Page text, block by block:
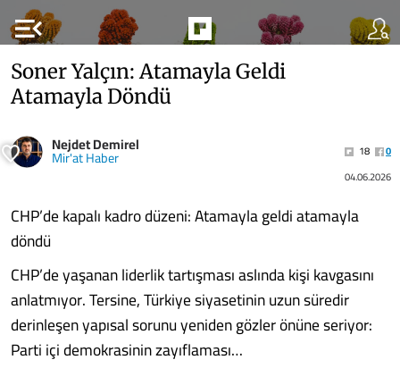
menu_open
Soner Yalçın: Atamayla Geldi
Atamayla Döndü
Nejdet Demirel
Mir'at Haber 18
0
04.06.2026
CHP’de kapalı kadro düzeni: Atamayla geldi atamayla
döndü
CHP’de yaşanan liderlik tartışması aslında kişi kavgasını
anlatmıyor. Tersine, Türkiye siyasetinin uzun süredir
derinleşen yapısal sorunu yeniden gözler önüne seriyor:
Parti içi demokrasinin zayıflaması…